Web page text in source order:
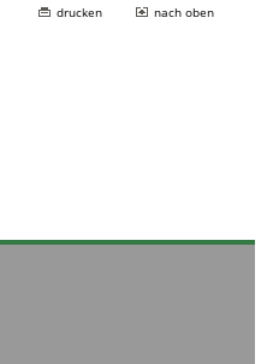
drucken nach oben